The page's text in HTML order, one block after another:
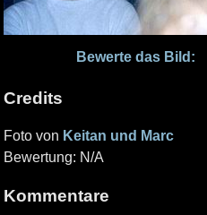
Bewerte das Bild:
Credits
Foto von Keitan und Marc
Bewertung: N/A
Kommentare